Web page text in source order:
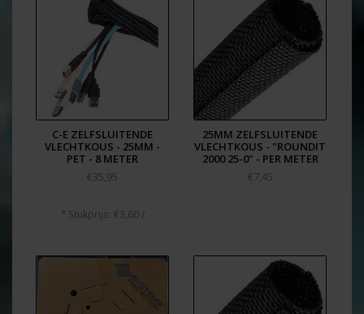
C-E ZELFSLUITENDE
VLECHTKOUS - 25MM -
PET - 8 METER
€35,95
* Stukprijs: €3,60 /
25MM ZELFSLUITENDE
VLECHTKOUS - "ROUNDIT
2000 25-0" - PER METER
€7,45